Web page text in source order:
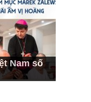
Nam số